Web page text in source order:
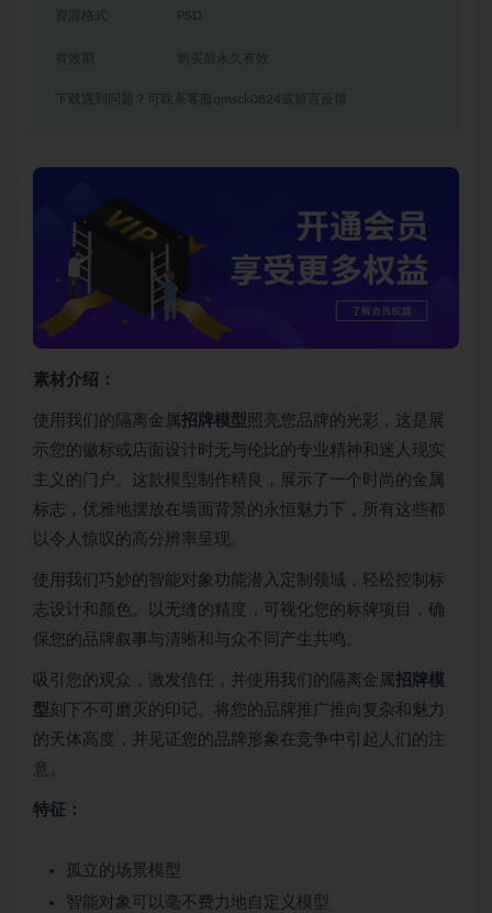
资源格式 PSD
有效期 购买后永久有效
下载遇到问题？可联系客服qmsck0824或留言反馈
素材介绍：
使用我们的隔离金属招牌模型照亮您品牌的光彩，这是展
示您的徽标或店面设计时无与伦比的专业精神和迷人现实
主义的门户。这款模型制作精良，展示了一个时尚的金属
标志，优雅地摆放在墙面背景的永恒魅力下，所有这些都
以令人惊叹的高分辨率呈现。
使用我们巧妙的智能对象功能潜入定制领域，轻松控制标
志设计和颜色。以无缝的精度，可视化您的标牌项目，确
保您的品牌叙事与清晰和与众不同产生共鸣。
吸引您的观众，激发信任，并使用我们的隔离金属招牌模
型刻下不可磨灭的印记。将您的品牌推广推向复杂和魅力
的天体高度，并见证您的品牌形象在竞争中引起人们的注
意。
特征：
孤立的场景模型
智能对象可以毫不费力地自定义模型